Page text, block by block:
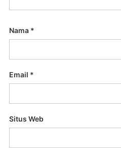
Nama *
Email *
Situs Web